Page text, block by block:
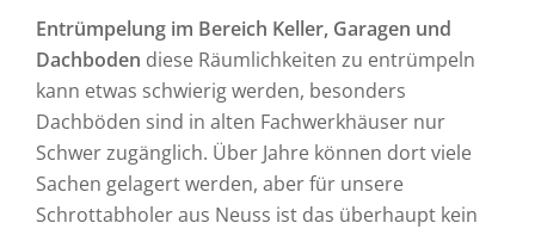
Entrümpelung im Bereich Keller, Garagen und
Dachboden diese Räumlichkeiten zu entrümpeln
kann etwas schwierig werden, besonders
Dachböden sind in alten Fachwerkhäuser nur
Schwer zugänglich. Über Jahre können dort viele
Sachen gelagert werden, aber für unsere
Schrottabholer aus Neuss ist das überhaupt kein